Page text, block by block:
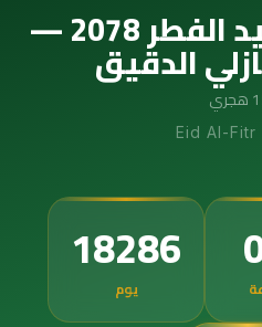
كم باقي على عيد الفطر 2078 —
الدقيق
Eid Al-Fitr
18286
يوم